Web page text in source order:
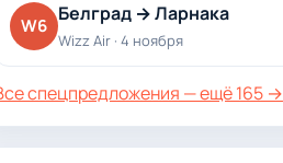
W6
Белград → Ларнака
Wizz Air · 4 ноября
спецпредложения — ещё 165 →